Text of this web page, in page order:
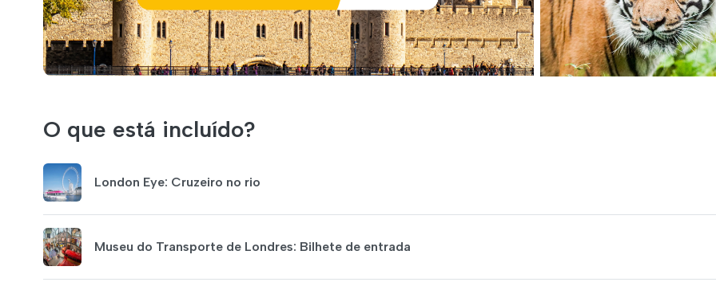
O que está incluído?
London Eye: Cruzeiro no rio
Museu do Transporte de Londres: Bilhete de entrada